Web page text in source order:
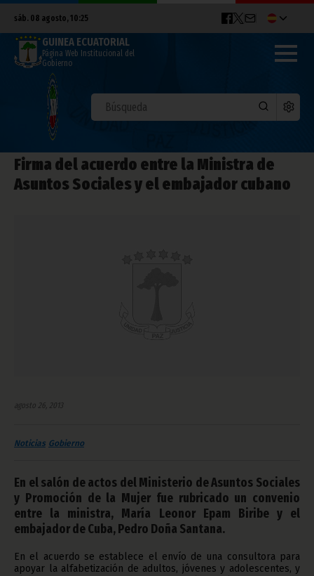
sáb. 08 agosto, 10:25
GUINEA ECUATORIAL
Página Web Institucional del
Gobierno
Firma del acuerdo entre la Ministra de
Asuntos Sociales y el embajador cubano
agosto 26, 2013
Noticias Gobierno
En el salón de actos del Ministerio de Asuntos Sociales
y Promoción de la Mujer fue rubricado un convenio
entre la ministra, María Leonor Epam Biribe y el
embajador de Cuba, Pedro Doña Santana.
En el acuerdo se establece el envío de una consultora para
apoyar la alfabetización de adultos, jóvenes y adolescentes, y